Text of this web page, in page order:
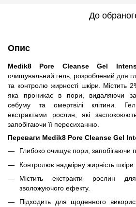
До
Опис
Medik8 Pore Cleanse Gel
очищувальний гель, розроблений для
та контролю жирності шкіри. Містить
яка проникає в пори, видаляючи
себуму та омертвілі клітини.
екстрактами рослин, які
запобігаючи її пересиханню.
Переваги Medik8 Pore Cleanse Gel
Глибоко очищує пори, запобігаючи
Контролює надмірну жирність шкіри
Містить екстракти рослин
зволожуючого ефекту.
Підходить для щоденного